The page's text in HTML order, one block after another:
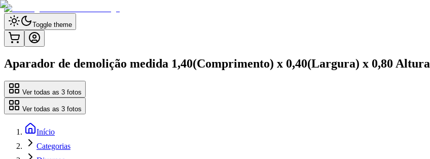
Toggle theme
Aparador de demolição medida 1,40(Comprimento) x 0,40(Largura) x 0,80 Altura
Ver todas as 3 fotos
Ver todas as 3 fotos
Início
Categorias